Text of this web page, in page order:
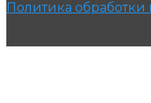
Политика